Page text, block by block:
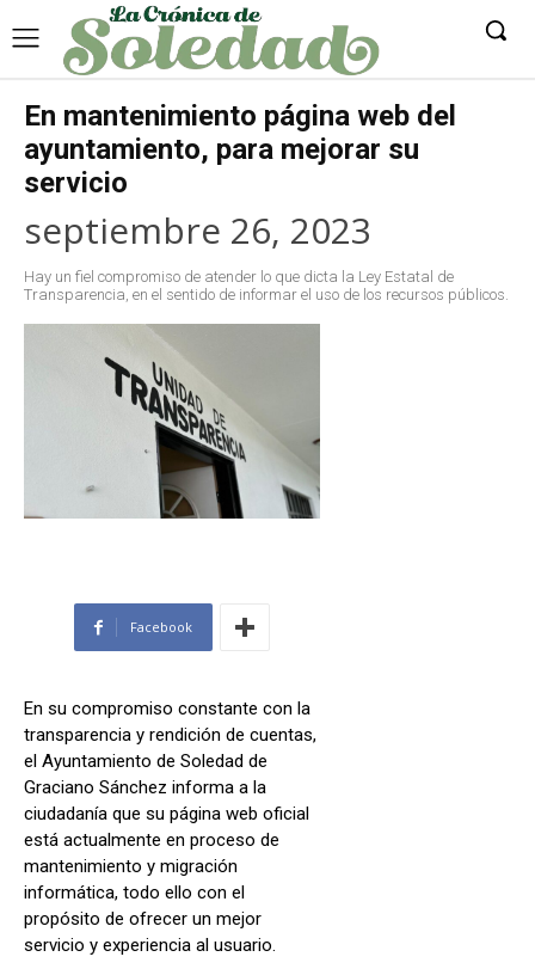
En mantenimiento página web del
ayuntamiento, para mejorar su
servicio
septiembre 26, 2023
Hay un fiel compromiso de atender lo que dicta la Ley Estatal de
Transparencia, en el sentido de informar el uso de los recursos públicos.
Facebook
En su compromiso constante con la
transparencia y rendición de cuentas,
el Ayuntamiento de Soledad de
Graciano Sánchez informa a la
ciudadanía que su página web oficial
está actualmente en proceso de
mantenimiento y migración
informática, todo ello con el
propósito de ofrecer un mejor
servicio y experiencia al usuario.